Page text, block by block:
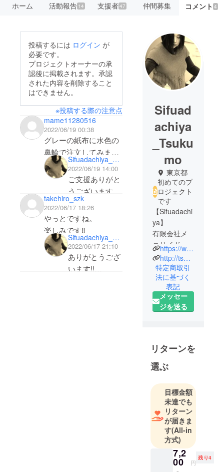
ホーム 活動報告14 支援者47 仲間募集 コメント4
投稿するには ログイン が
必要です。
プロジェクトオーナーの承
認後に掲載されます。承認
された内容を削除すること
はできません。
※投稿する際の注意点
mame11280516
2022/06/19 00:38
グレーの紙布に水色の
鼻輪で注文してみまし
た！
届くのが楽しみです
Sifuadachiya_Tsukumo
2022/06/19 14:00
ご支援ありがと
うございます！
お手もとにお届
けするまで、楽
しみにお待ちく
ださい。それま
で、引き続きプ
ロジェクトの応
援何卒宜しくお
takehiro_szk
2022/06/17 18:26
やっとですね。
楽しみです‼️
Sifuadachiya_Tsukumo
2022/06/17 21:10
ありがとうござ
います!!
Sifuad
achiya
_Tsuku
mo
東京都
初めてのプ
ロジェクト
です
【Sifuadachi
ya】
有限会社メ
ニサイド
平成13年４
月設立
代表取締
役 中里貴
子
東京都足立
共同プロ
ジェクト事
【Tsukumo
】
株式会社
TSUKUMO
平成25年
７月設立
代表取締
https://www.sifuadachiya.com
http://tsukumo2013.co.jp
特定商取引
法に基づく
表記
メッセー
ジを送る
リターンを
選ぶ
目標金額
未達でも
リターン
が届きま
す(All-in
方式)
7,2
00 円
残り4